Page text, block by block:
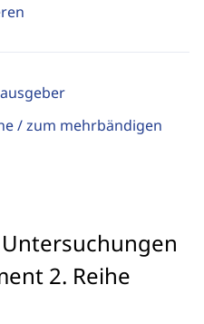
/ zum mehrbändigen
2. Reihe